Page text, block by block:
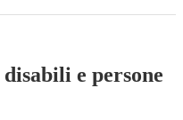
e persone